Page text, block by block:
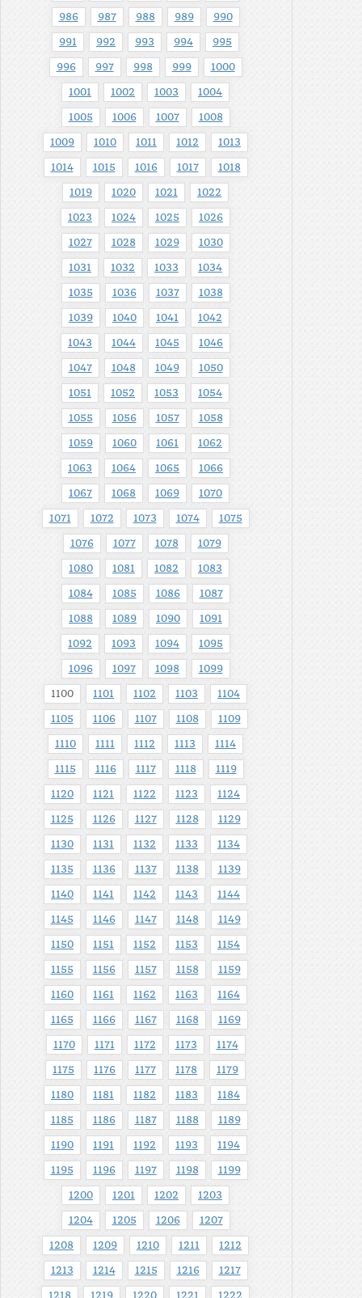
986 987 988 989 990
991 992 993 994 995
996 997 998 999 1000
1001 1002 1003 1004
1005 1006 1007 1008
1009 1010 1011 1012 1013
1014 1015 1016 1017 1018
1019 1020 1021 1022
1023 1024 1025 1026
1027 1028 1029 1030
1031 1032 1033 1034
1035 1036 1037 1038
1039 1040 1041 1042
1043 1044 1045 1046
1047 1048 1049 1050
1051 1052 1053 1054
1055 1056 1057 1058
1059 1060 1061 1062
1063 1064 1065 1066
1067 1068 1069 1070
1071 1072 1073 1074 1075
1076 1077 1078 1079
1080 1081 1082 1083
1084 1085 1086 1087
1088 1089 1090 1091
1092 1093 1094 1095
1096 1097 1098 1099
1100 1101 1102 1103 1104
1105 1106 1107 1108 1109
1110 1111 1112 1113 1114
1115 1116 1117 1118 1119
1120 1121 1122 1123 1124
1125 1126 1127 1128 1129
1130 1131 1132 1133 1134
1135 1136 1137 1138 1139
1140 1141 1142 1143 1144
1145 1146 1147 1148 1149
1150 1151 1152 1153 1154
1155 1156 1157 1158 1159
1160 1161 1162 1163 1164
1165 1166 1167 1168 1169
1170 1171 1172 1173 1174
1175 1176 1177 1178 1179
1180 1181 1182 1183 1184
1185 1186 1187 1188 1189
1190 1191 1192 1193 1194
1195 1196 1197 1198 1199
1200 1201 1202 1203
1204 1205 1206 1207
1208 1209 1210 1211 1212
1213 1214 1215 1216 1217
1218 1219 1220 1221 1222